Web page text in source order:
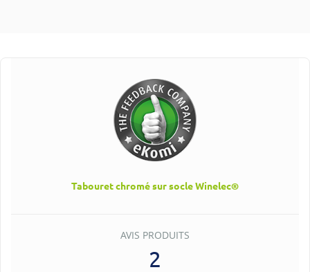
Tabouret chromé sur socle Winelec®
AVIS PRODUITS
2